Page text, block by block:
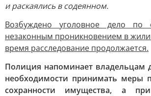
и раскаялись в содеянном.
Возбуждено уголовное дело по
незаконным проникновением в
время расследование продолжается.
Полиция напоминает владельцам
необходимости принимать меры
сохранности имущества, а